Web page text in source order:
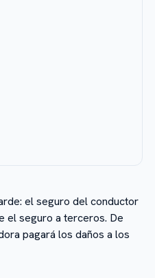
el seguro del conductor
el seguro a terceros. De
pagará los daños a los